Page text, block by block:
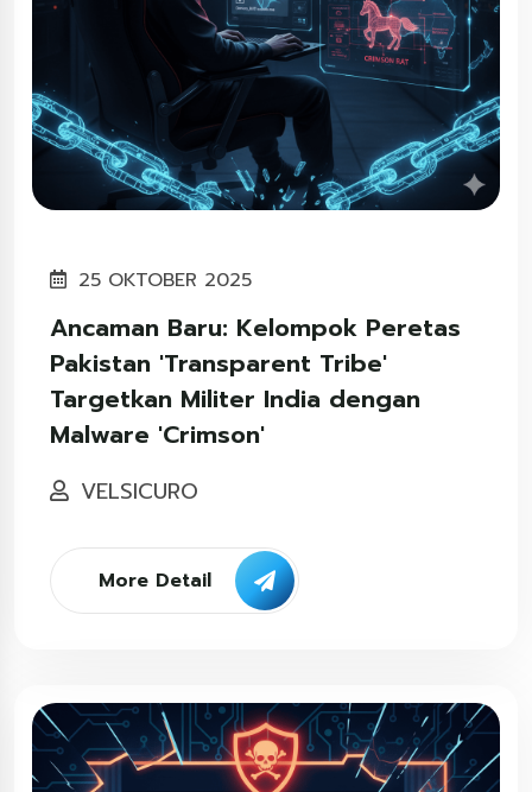
25 OKTOBER 2025
Ancaman Baru: Kelompok Peretas
Pakistan 'Transparent Tribe'
Targetkan Militer India dengan
Malware 'Crimson'
VELSICURO
More Detail